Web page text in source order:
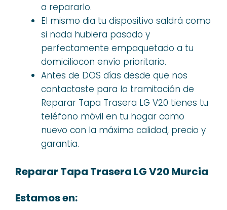
a repararlo.
El mismo dia tu dispositivo saldrá como
si nada hubiera pasado y
perfectamente empaquetado a tu
domiciliocon envío prioritario.
Antes de DOS días desde que nos
contactaste para la tramitación de
Reparar Tapa Trasera LG V20 tienes tu
teléfono móvil en tu hogar como
nuevo con la máxima calidad, precio y
garantia.
Reparar Tapa Trasera LG V20 Murcia
Estamos en: